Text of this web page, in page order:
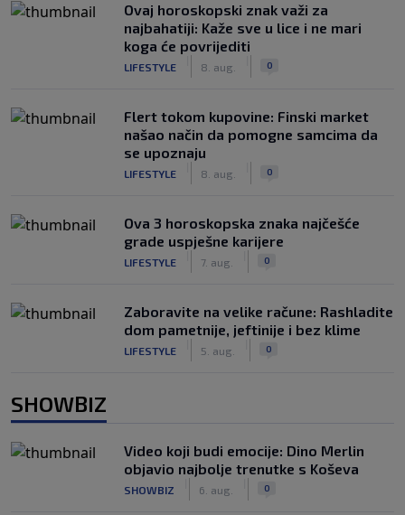
Ovaj horoskopski znak važi za
najbahatiji: Kaže sve u lice i ne mari
koga će povrijediti
LIFESTYLE 8. aug. 0
Flert tokom kupovine: Finski market
našao način da pomogne samcima da
se upoznaju
LIFESTYLE 8. aug. 0
Ova 3 horoskopska znaka najčešće
grade uspješne karijere
LIFESTYLE 7. aug. 0
Zaboravite na velike račune: Rashladite
dom pametnije, jeftinije i bez klime
LIFESTYLE 5. aug. 0
SHOWBIZ
Video koji budi emocije: Dino Merlin
objavio najbolje trenutke s Koševa
SHOWBIZ 6. aug. 0